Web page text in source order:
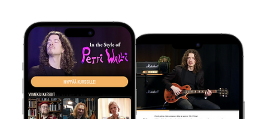
Kokeile Ilmaiseksi